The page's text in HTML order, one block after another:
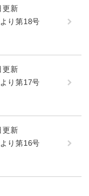
更新
り第18号
更新
り第17号
更新
り第16号